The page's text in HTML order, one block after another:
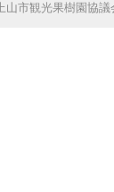
上山市観光果樹園協議